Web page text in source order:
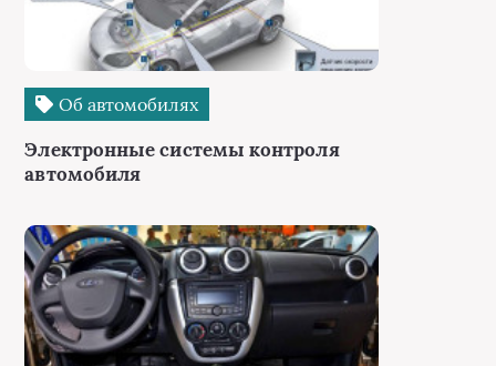
Об автомобилях
Электронные системы контроля
автомобиля